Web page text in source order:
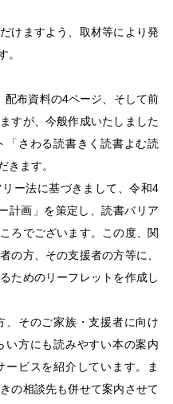
けますよう、取材等により発
。
配布資料の4ページ、そして前
すが、今般作成いたしました
「さわる読書きく読書よむ読
きます。
ー法に基づきまして、令和4
計画」を策定し、読書バリア
ろでございます。この度、関
の方、その支援者の方等に、
ためのリーフレットを作成し
、そのご家族・支援者に向け
い方にも読みやすい本の案内
ビスを紹介しています。ま
の相談先も併せて案内させて